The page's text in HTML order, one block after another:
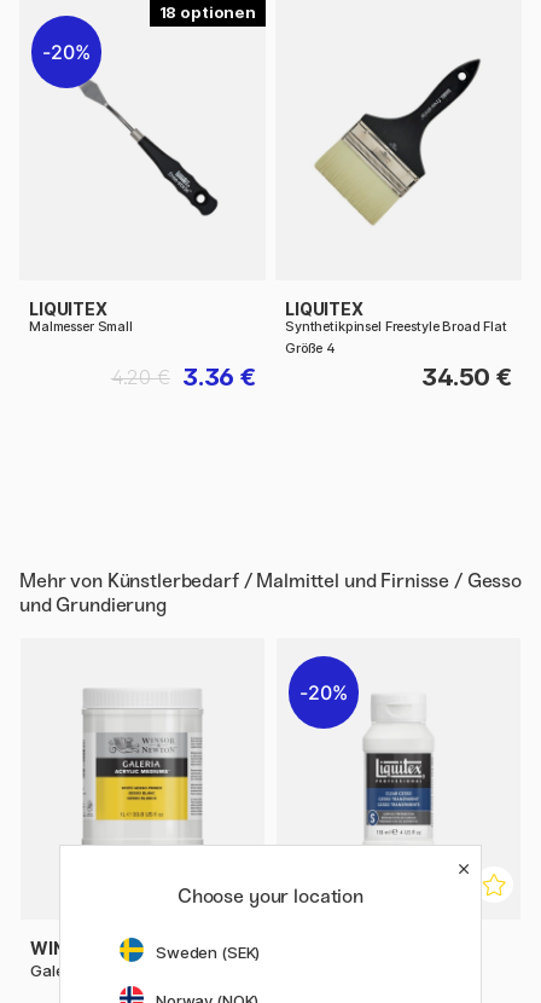
18
20%
LIQUITEX
Malmesser Small
3.36 €
4.20 €
LIQUITEX
Synthetikpinsel Freestyle Broad Flat
Größe 4
34.50 €
Mehr von Künstlerbedarf / Malmittel und Firnisse / Gesso
und Grundierung
WINSOR & NEWTON
Galeria Gesso Allgrund 1 L
20%
Choose your location
Sweden (SEK)